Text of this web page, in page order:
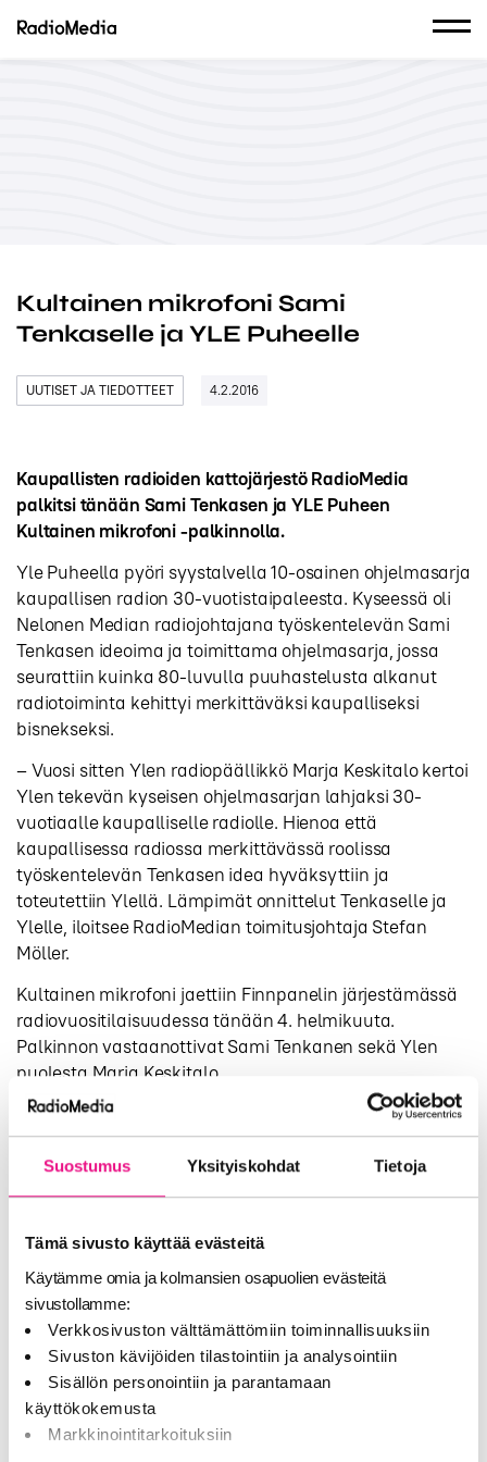
Suostumus Yksityiskohdat Tietoja
Tämä sivusto käyttää evästeitä
Käytämme omia ja kolmansien osapuolien evästeitä
sivustollamme:
Verkkosivuston välttämättömiin toiminnallisuuksiin
Sivuston kävijöiden tilastointiin ja analysointiin
Sisällön personointiin ja parantamaan
käyttökokemusta
Markkinointitarkoituksiin
Kultainen mikrofoni Sami
Tenkaselle ja YLE Puheelle
UUTISET JA TIEDOTTEET 4.2.2016
Kaupallisten radioiden kattojärjestö RadioMedia
palkitsi tänään Sami Tenkasen ja YLE Puheen
Kultainen mikrofoni -palkinnolla.
Yle Puheella pyöri syystalvella 10-osainen ohjelmasarja
kaupallisen radion 30-vuotistaipaleesta. Kyseessä oli
Nelonen Median radiojohtajana työskentelevän Sami
Tenkasen ideoima ja toimittama ohjelmasarja, jossa
seurattiin kuinka 80-luvulla puuhastelusta alkanut
radiotoiminta kehittyi merkittäväksi kaupalliseksi
bisnekseksi.
– Vuosi sitten Ylen radiopäällikkö Marja Keskitalo kertoi
Ylen tekevän kyseisen ohjelmasarjan lahjaksi 30-
vuotiaalle kaupalliselle radiolle. Hienoa että
kaupallisessa radiossa merkittävässä roolissa
työskentelevän Tenkasen idea hyväksyttiin ja
toteutettiin Ylellä. Lämpimät onnittelut Tenkaselle ja
Ylelle, iloitsee RadioMedian toimitusjohtaja Stefan
Möller.
Kultainen mikrofoni jaettiin Finnpanelin järjestämässä
radiovuositilaisuudessa tänään 4. helmikuuta.
Palkinnon vastaanottivat Sami Tenkanen sekä Ylen
puolesta Marja Keskitalo.
– Palkinto lämmittää aivan erityisesti. Upeaa että
Suomessa Yleisradio ja kaupallinen radio kykenevät
toimimaan yhdessä, sanoo Keskitalo.
ehdotettiin, että tehdään vastapalvelukseksi
vastaavanlainen sarja tänä vuonna 90 vuotta
täyttävästä Ylestä jollekin Nelonen Median
radiokanavalle. Mutta harkitaan tätä nyt vielä, nauraa
Tenkanen.
Kultainen mikrofoni jaetaan tunnustukseksi
merkittävästä teosta kaupallisen radion parissa.
Palkinnon ovat aikaisemmin saaneet ääninäyttelijä